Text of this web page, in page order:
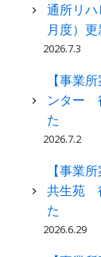
通所リ
月度）
2026.7.3
【事業
ンター
た
2026.7.2
【事業
共生苑
た
2026.6.29